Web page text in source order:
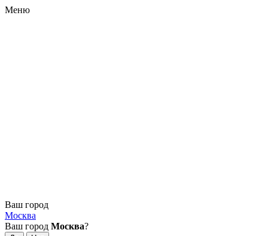
Меню
Ваш город
Москва
Ваш город Москва?